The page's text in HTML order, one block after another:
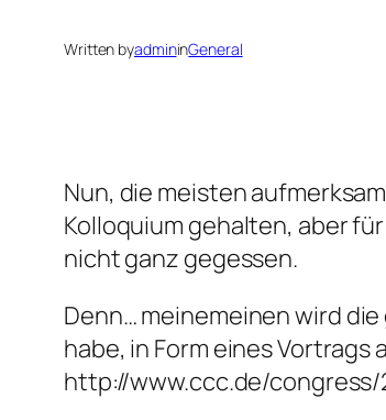
Written byadmininGeneral
Nun, die meisten
Kolloquium gehalten, aber für
nicht ganz gegessen.
Denn… meinemeinen wird
habe, in Form eines Vortrags
http://www.ccc.de/